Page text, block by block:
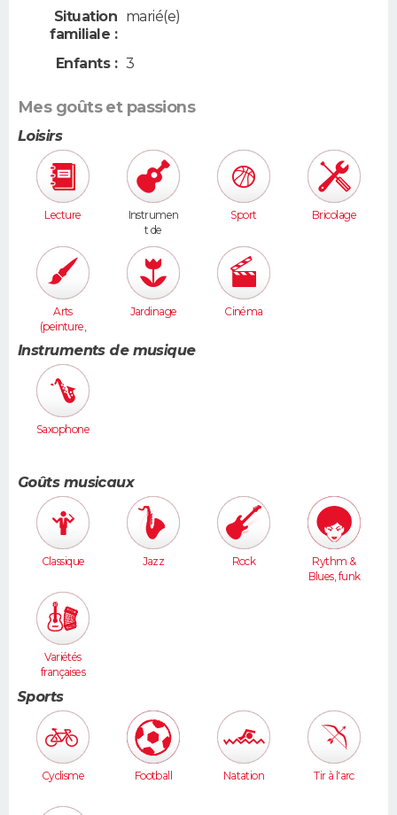
Situation
familiale :
marié(e)
Enfants : 3
Mes goûts et passions
Loisirs
Lecture
Instrumen
t de
musique
Sport Bricolage
Arts
(peinture,
)
Jardinage Cinéma
Instruments de musique
Saxophone
Goûts musicaux
Classique Jazz Rock
Rythm &
Blues, funk
Variétés
françaises
Sports
Cyclisme Football Natation Tir à l'arc